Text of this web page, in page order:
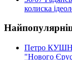
колиска
Петро
"Нового